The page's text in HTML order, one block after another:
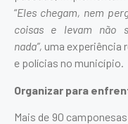
“Eles chegam, nem
coisas e levam não
nada”, uma experiência
e polícias no município.
Organizar para
Mais de 90